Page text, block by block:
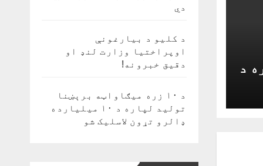
د
دي
د کلیو د بیارغونې
اوپراختیا وزارت لنډ او
دقیق خبرونه!
د ۱۰ زره میګاواټه برېښنا
تولید لپاره د ۱۰ میلیارده
ډالرو تړون لاسلیک شو